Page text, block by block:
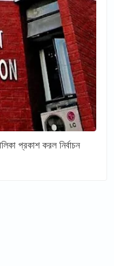
প্রকাশ করল নির্বাচন